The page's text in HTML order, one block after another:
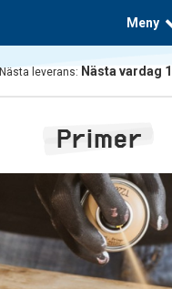
Meny
Nästa leverans: Nästa vardag
Primer